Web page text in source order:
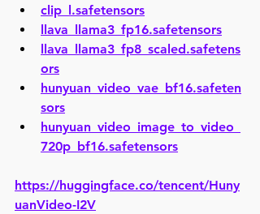
clip_l.safetensors
llava_llama3_fp16.safetensors
llava_llama3_fp8_scaled.safetens
ors
hunyuan_video_vae_bf16.safeten
sors
hunyuan_video_image_to_video_
720p_bf16.safetensors
https://huggingface.co/tencent/Huny
uanVideo-I2V